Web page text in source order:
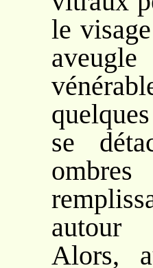
le
se
autour
Alors,